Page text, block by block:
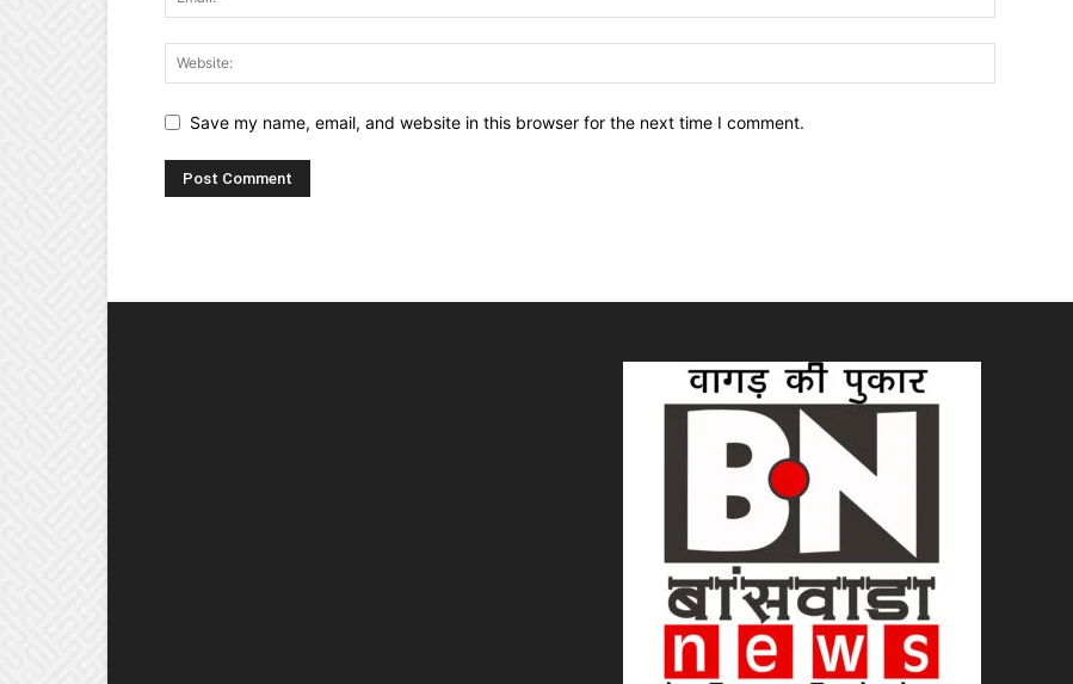
Save my name, email, and website in this browser for the next time I comment.